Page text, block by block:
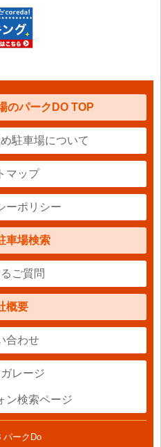
のパークDO TOP
駐車場について
マップ
ーポリシー
車場検索
ご質問
概要
合わせ
レージ
ン検索ページ
ークDo